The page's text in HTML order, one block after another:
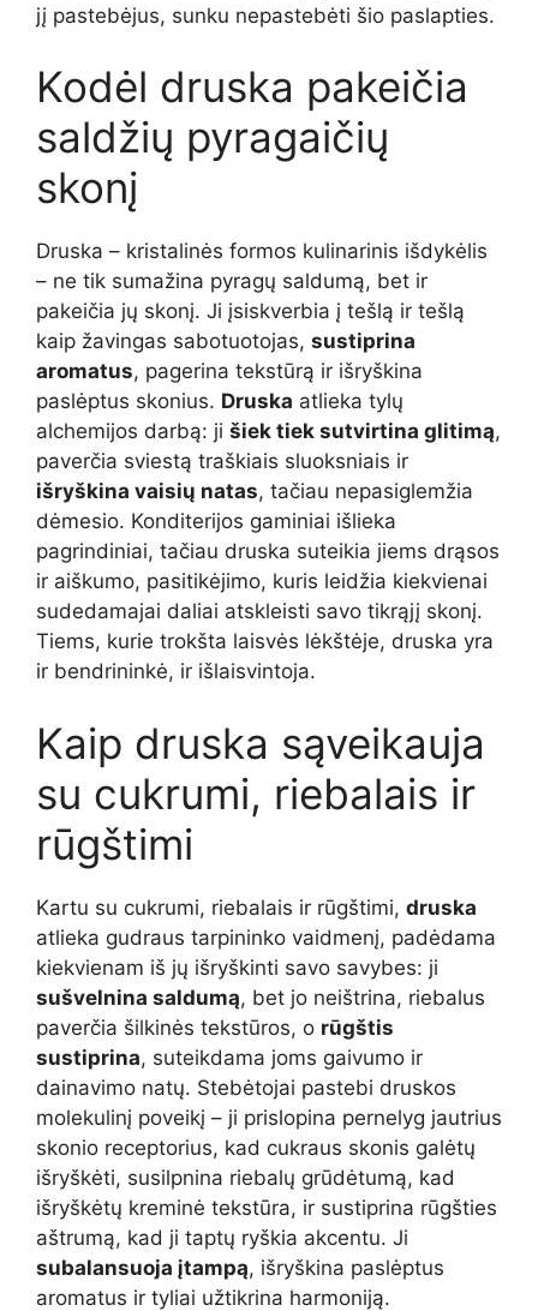
jį pastebėjus, sunku nepastebėti šio paslapties.
Kodėl druska pakeičia
saldžių pyragaičių
skonį
Druska – kristalinės formos kulinarinis išdykėlis
– ne tik sumažina pyragų saldumą, bet ir
pakeičia jų skonį. Ji įsiskverbia į tešlą ir tešlą
kaip žavingas sabotuotojas, sustiprina
aromatus, pagerina tekstūrą ir išryškina
paslėptus skonius. Druska atlieka tylų
alchemijos darbą: ji šiek tiek sutvirtina glitimą,
paverčia sviestą traškiais sluoksniais ir
išryškina vaisių natas, tačiau nepasiglemžia
dėmesio. Konditerijos gaminiai išlieka
pagrindiniai, tačiau druska suteikia jiems drąsos
ir aiškumo, pasitikėjimo, kuris leidžia kiekvienai
sudedamajai daliai atskleisti savo tikrąjį skonį.
Tiems, kurie trokšta laisvės lėkštėje, druska yra
ir bendrininkė, ir išlaisvintoja.
Kaip druska sąveikauja
su cukrumi, riebalais ir
rūgštimi
Kartu su cukrumi, riebalais ir rūgštimi, druska
atlieka gudraus tarpininko vaidmenį, padėdama
kiekvienam iš jų išryškinti savo savybes: ji
sušvelnina saldumą, bet jo neištrina, riebalus
paverčia šilkinės tekstūros, o rūgštis
sustiprina, suteikdama joms gaivumo ir
dainavimo natų. Stebėtojai pastebi druskos
molekulinį poveikį – ji prislopina pernelyg jautrius
skonio receptorius, kad cukraus skonis galėtų
išryškėti, susilpnina riebalų grūdėtumą, kad
išryškėtų kreminė tekstūra, ir sustiprina rūgšties
aštrumą, kad ji taptų ryškia akcentu. Ji
subalansuoja įtampą, išryškina paslėptus
aromatus ir tyliai užtikrina harmoniją.